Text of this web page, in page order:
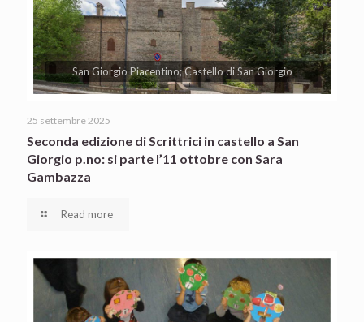
San Giorgio Piacentino; Castello di San Giorgio
25 settembre 2025
Seconda edizione di Scrittrici in castello a San
Giorgio p.no: si parte l’11 ottobre con Sara
Gambazza
Read more